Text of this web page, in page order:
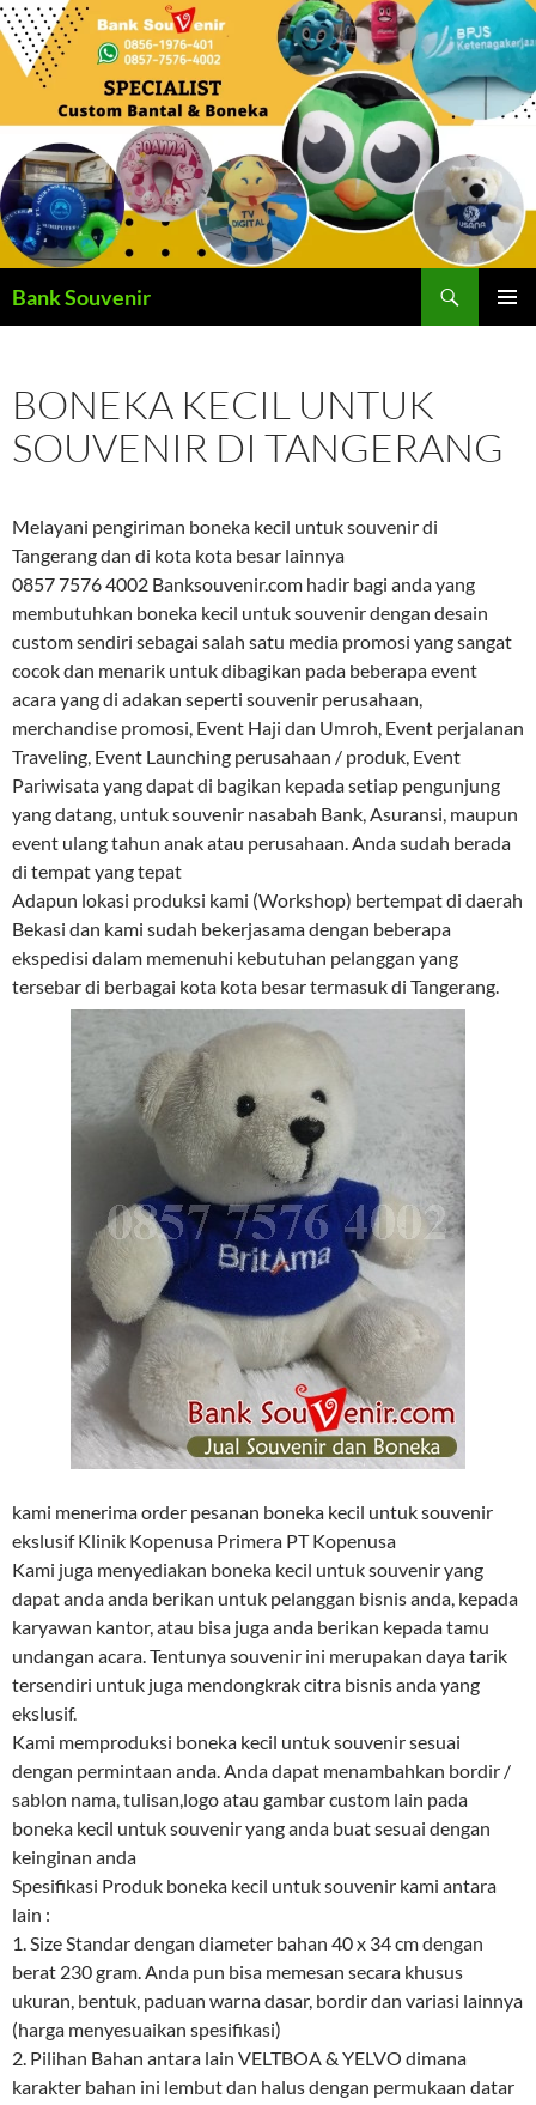
Langsung
ke
Bank Souvenir
BONEKA KECIL UNTUK
SOUVENIR DI TANGERANG
Melayani pengiriman boneka kecil untuk souvenir di
Tangerang dan di kota kota besar lainnya
0857 7576 4002 Banksouvenir.com hadir bagi anda yang
membutuhkan boneka kecil untuk souvenir dengan desain
custom sendiri sebagai salah satu media promosi yang sangat
cocok dan menarik untuk dibagikan pada beberapa event
acara yang di adakan seperti souvenir perusahaan,
merchandise promosi, Event Haji dan Umroh, Event perjalanan
Traveling, Event Launching perusahaan / produk, Event
Pariwisata yang dapat di bagikan kepada setiap pengunjung
yang datang, untuk souvenir nasabah Bank, Asuransi, maupun
event ulang tahun anak atau perusahaan. Anda sudah berada
di tempat yang tepat
Adapun lokasi produksi kami (Workshop) bertempat di daerah
Bekasi dan kami sudah bekerjasama dengan beberapa
ekspedisi dalam memenuhi kebutuhan pelanggan yang
tersebar di berbagai kota kota besar termasuk di Tangerang.
kami menerima order pesanan boneka kecil untuk souvenir
ekslusif Klinik Kopenusa Primera PT Kopenusa
Kami juga menyediakan boneka kecil untuk souvenir yang
dapat anda anda berikan untuk pelanggan bisnis anda, kepada
karyawan kantor, atau bisa juga anda berikan kepada tamu
undangan acara. Tentunya souvenir ini merupakan daya tarik
tersendiri untuk juga mendongkrak citra bisnis anda yang
ekslusif.
Kami memproduksi boneka kecil untuk souvenir sesuai
dengan permintaan anda. Anda dapat menambahkan bordir /
sablon nama, tulisan,logo atau gambar custom lain pada
boneka kecil untuk souvenir yang anda buat sesuai dengan
keinginan anda
Spesifikasi Produk boneka kecil untuk souvenir kami antara
lain :
1. Size Standar dengan diameter bahan 40 x 34 cm dengan
berat 230 gram. Anda pun bisa memesan secara khusus
ukuran, bentuk, paduan warna dasar, bordir dan variasi lainnya
(harga menyesuaikan spesifikasi)
2. Pilihan Bahan antara lain VELTBOA & YELVO dimana
karakter bahan ini lembut dan halus dengan permukaan datar